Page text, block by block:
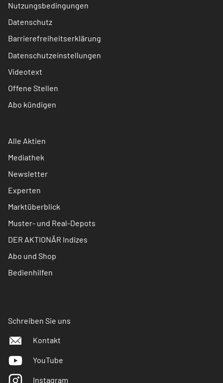
Nutzungsbedingungen
Datenschutz
Barrierefreiheitserklärung
Datenschutzeinstellungen
Videotext
Offene Stellen
Abo kündigen
Alle Aktien
Mediathek
Newsletter
Experten
Marktüberblick
Muster- und Real-Depots
DER AKTIONÄR Indizes
Abo und Shop
Bedienhilfen
Schreiben Sie uns
Kontakt
YouTube
Instagram